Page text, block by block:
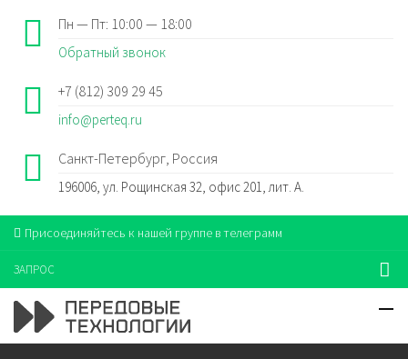
Пн — Пт: 10:00 — 18:00
Обратный звонок
+7 (812) 309 29 45
info@perteq.ru
Санкт-Петербург, Россия
196006, ул. Рощинская 32, офис 201, лит. А.
Присоединяйтесь к нашей группе в телеграмм
ЗАПРОС